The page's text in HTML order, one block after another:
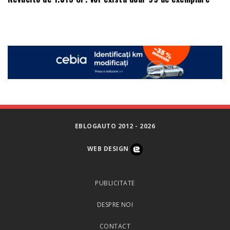
EBLOGAUTO 2012 - 2026
WEB DESIGN
PUBLICITATE
DESPRE NOI
CONTACT